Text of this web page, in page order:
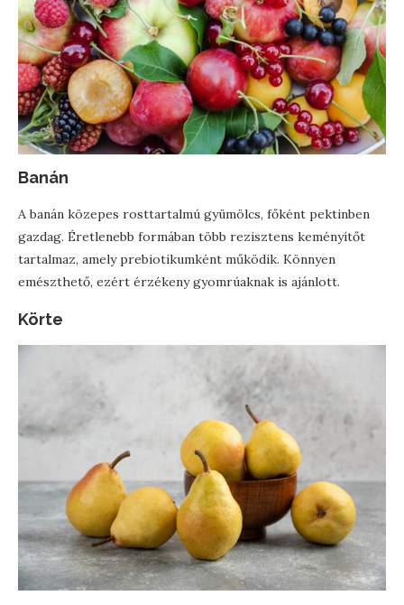
Banán
A banán közepes rosttartalmú gyümölcs, főként pektinben
gazdag. Éretlenebb formában több rezisztens keményítőt
tartalmaz, amely prebiotikumként működik. Könnyen
emészthető, ezért érzékeny gyomrúaknak is ajánlott.
Körte